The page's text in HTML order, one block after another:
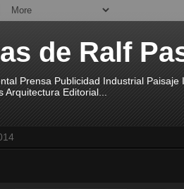
de Ralf
Prensa Publicidad Industrial
Editorial...